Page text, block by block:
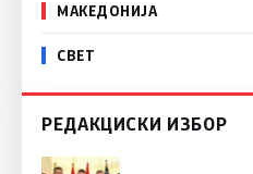
МАКЕДОНИЈА
СВЕТ
РЕДАКЦИСКИ ИЗБОР